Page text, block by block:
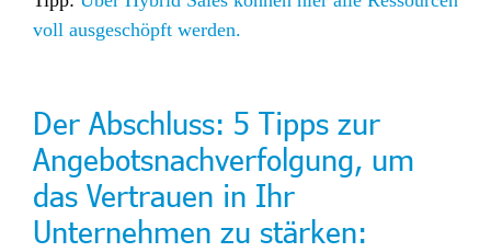
voll ausgeschöpft werden.
Der Abschluss: 5 Tipps zur
Angebotsnachverfolgung, um
das Vertrauen in Ihr
Unternehmen zu stärken: